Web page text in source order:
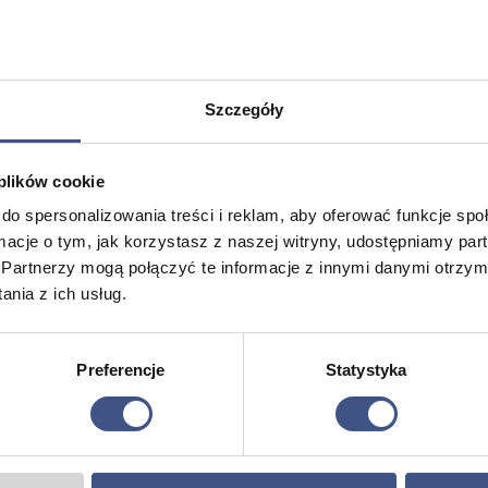
Szczegóły
cookie
spersonalizowania treści i reklam, aby oferować funkcje
o tym, jak korzystasz z naszej witryny, udostępniamy
mogą połączyć te informacje z innymi danymi
z ich usług.
Preferencje Statystyka
3995,00
Zakres
3995,00 zł
8 dni
Mazury
dni
Mazury